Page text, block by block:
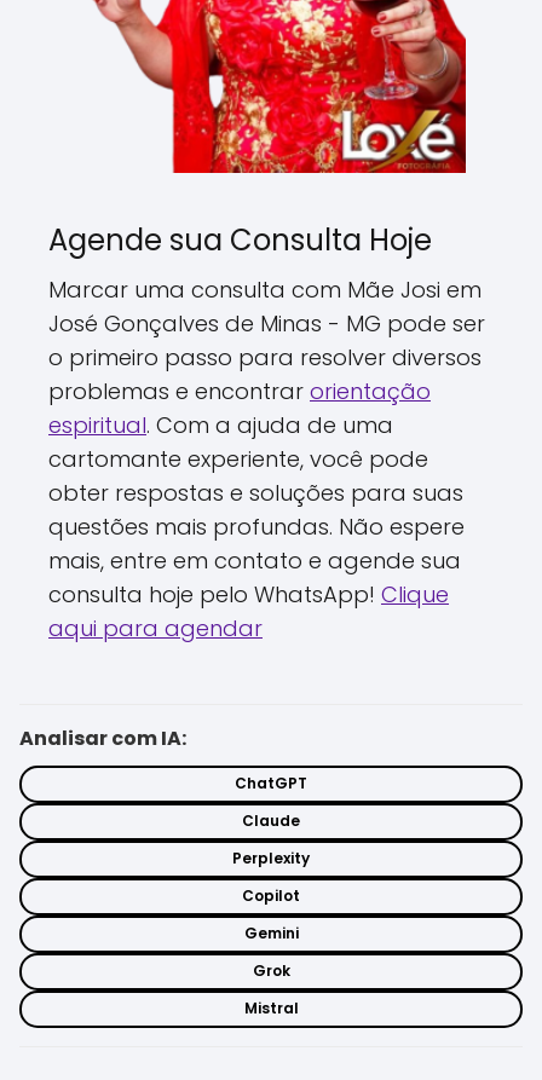
Agende sua Consulta Hoje
Marcar uma consulta com Mãe Josi em
José Gonçalves de Minas - MG pode ser
o primeiro passo para resolver diversos
problemas e encontrar orientação
espiritual. Com a ajuda de uma
cartomante experiente, você pode
obter respostas e soluções para suas
questões mais profundas. Não espere
mais, entre em contato e agende sua
consulta hoje pelo WhatsApp! Clique
aqui para agendar
Analisar com IA:
ChatGPT
Claude
Perplexity
Copilot
Gemini
Grok
Mistral